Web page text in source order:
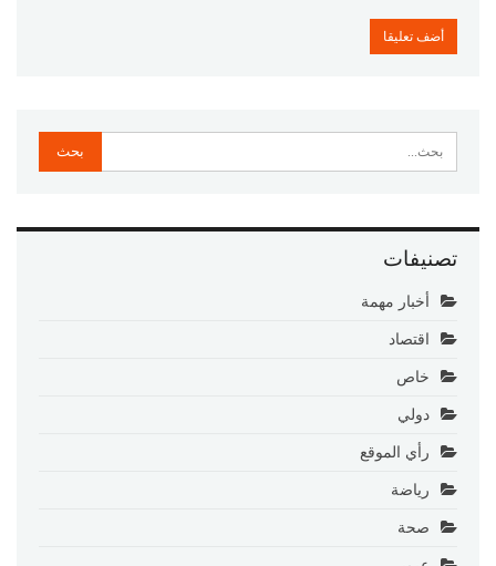
تصنيفات
أخبار مهمة
اقتصاد
خاص
دولي
رأي الموقع
رياضة
صحة